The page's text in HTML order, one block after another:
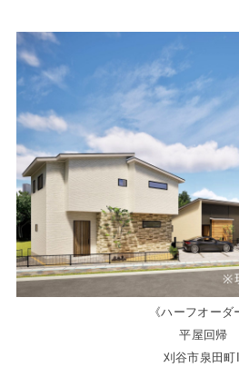
《ハーフオーダ
平屋回帰
刈谷市泉田町II